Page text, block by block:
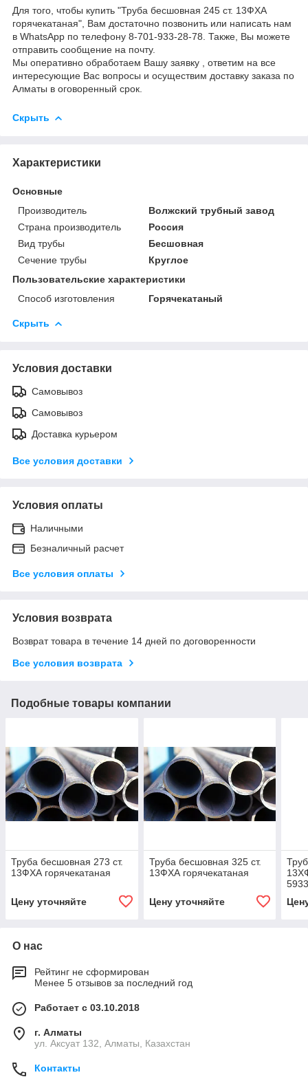
Для того, чтобы купить "Труба бесшовная 245 ст. 13ФХА
горячекатаная", Вам достаточно позвонить или написать нам
в WhatsApp по телефону 8-701-933-28-78. Также, Вы можете
отправить сообщение на почту.
Мы оперативно обработаем Вашу заявку , ответим на все
интересующие Вас вопросы и осуществим доставку заказа по
Алматы в оговоренный срок.
Скрыть
Характеристики
Основные
Производитель
Волжский трубный завод
Страна производитель
Россия
Вид трубы
Бесшовная
Сечение трубы
Круглое
Пользовательские характеристики
Способ изготовления
Горячекатаный
Скрыть
Условия доставки
Самовывоз
Самовывоз
Доставка курьером
Все условия доставки
Условия оплаты
Наличными
Безналичный расчет
Все условия оплаты
Условия возврата
Возврат товара в течение 14 дней по договоренности
Все условия возврата
Подобные товары компании
Труба бесшовная 273 ст.
13ФХА горячекатаная
Цену уточняйте
Труба бесшовная 325 ст.
13ФХА горячекатаная
Цену уточняйте
О нас
Рейтинг не сформирован
Менее 5 отзывов за последний год
Работает с 03.10.2018
г. Алматы
ул. Аксуат 132, Алматы, Казахстан
Контакты